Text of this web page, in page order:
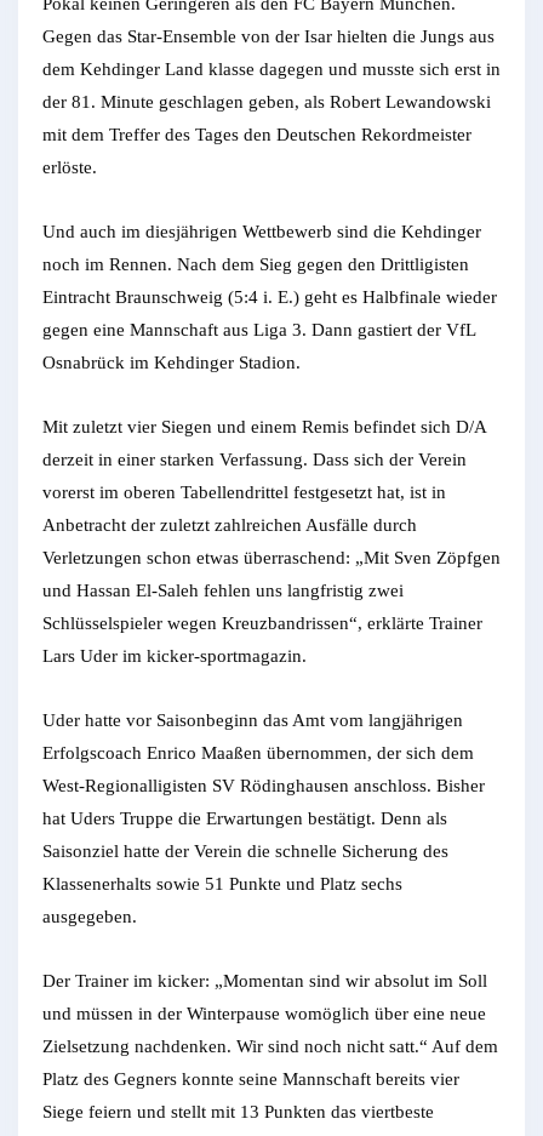
Gegen das Star-Ensemble von der Isar hielten die Jungs aus
dem Kehdinger Land klasse dagegen und musste sich erst in
der 81. Minute geschlagen geben, als Robert Lewandowski
mit dem Treffer des Tages den Deutschen Rekordmeister
erlöste.
Und auch im diesjährigen Wettbewerb sind die Kehdinger
noch im Rennen. Nach dem Sieg gegen den Drittligisten
Eintracht Braunschweig (5:4 i. E.) geht es Halbfinale wieder
gegen eine Mannschaft aus Liga 3. Dann gastiert der VfL
Osnabrück im Kehdinger Stadion.
Mit zuletzt vier Siegen und einem Remis befindet sich D/A
derzeit in einer starken Verfassung. Dass sich der Verein
vorerst im oberen Tabellendrittel festgesetzt hat, ist in
Anbetracht der zuletzt zahlreichen Ausfälle durch
Verletzungen schon etwas überraschend: „Mit Sven Zöpfgen
und Hassan El-Saleh fehlen uns langfristig zwei
Schlüsselspieler wegen Kreuzbandrissen“, erklärte Trainer
Lars Uder im kicker-sportmagazin.
Uder hatte vor Saisonbeginn das Amt vom langjährigen
Erfolgscoach Enrico Maaßen übernommen, der sich dem
West-Regionalligisten SV Rödinghausen anschloss. Bisher
hat Uders Truppe die Erwartungen bestätigt. Denn als
Saisonziel hatte der Verein die schnelle Sicherung des
Klassenerhalts sowie 51 Punkte und Platz sechs
ausgegeben.
Der Trainer im kicker: „Momentan sind wir absolut im Soll
und müssen in der Winterpause womöglich über eine neue
Zielsetzung nachdenken. Wir sind noch nicht satt.“ Auf dem
Platz des Gegners konnte seine Mannschaft bereits vier
Siege feiern und stellt mit 13 Punkten das viertbeste